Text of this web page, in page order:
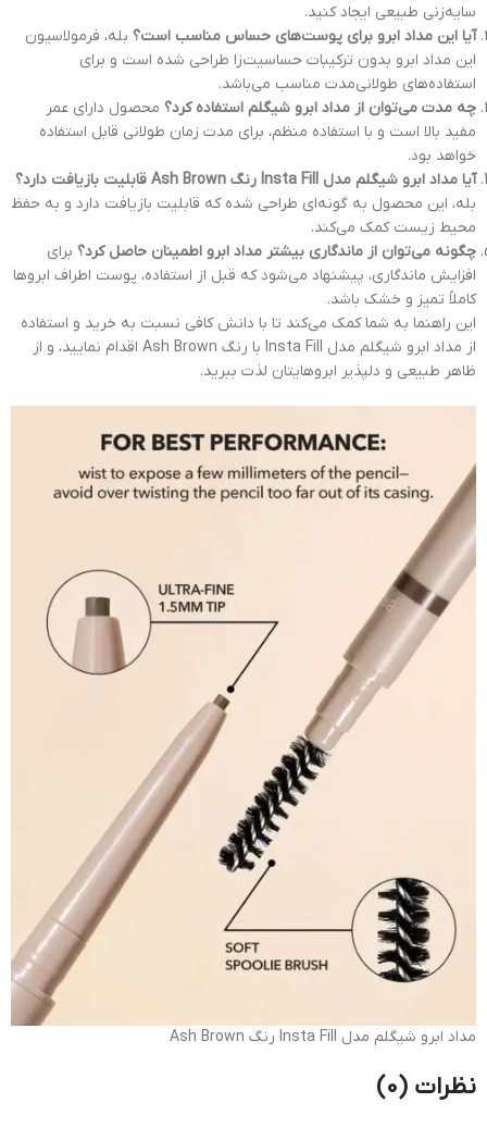
سایه‌زنی طبیعی ایجاد کنید.
آیا این مداد ابرو برای پوست‌های حساس مناسب است؟ بله، فرمولاسیون
این مداد ابرو بدون ترکیبات حساسیت‌زا طراحی شده است و برای
استفاده‌های طولانی‌مدت مناسب می‌باشد.
چه مدت می‌توان از مداد ابرو شیگلم استفاده کرد؟ محصول دارای عمر
مفید بالا است و با استفاده منظم، برای مدت زمان طولانی قابل استفاده
خواهد بود.
آیا مداد ابرو شیگلم مدل Insta Fill رنگ Ash Brown قابلیت بازیافت دارد؟
بله، این محصول به گونه‌ای طراحی شده که قابلیت بازیافت دارد و به حفظ
محیط زیست کمک می‌کند.
چگونه می‌توان از ماندگاری بیشتر مداد ابرو اطمینان حاصل کرد؟ برای
افزایش ماندگاری، پیشنهاد می‌شود که قبل از استفاده، پوست اطراف ابروها
کاملاً تمیز و خشک باشد.
این راهنما به شما کمک می‌کند تا با دانش کافی نسبت به خرید و استفاده
از مداد ابرو شیگلم مدل Insta Fill با رنگ Ash Brown اقدام نمایید، و از
ظاهر طبیعی و دلپذیر ابروهایتان لذت ببرید.
مداد ابرو شیگلم مدل Insta Fill رنگ Ash Brown
نظرات (0)